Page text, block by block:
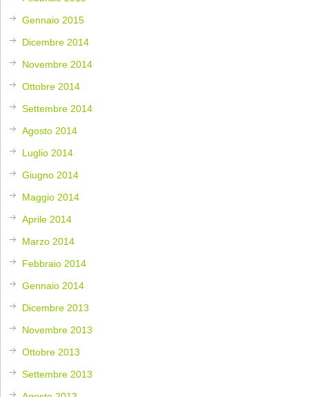
Gennaio 2015
Dicembre 2014
Novembre 2014
Ottobre 2014
Settembre 2014
Agosto 2014
Luglio 2014
Giugno 2014
Maggio 2014
Aprile 2014
Marzo 2014
Febbraio 2014
Gennaio 2014
Dicembre 2013
Novembre 2013
Ottobre 2013
Settembre 2013